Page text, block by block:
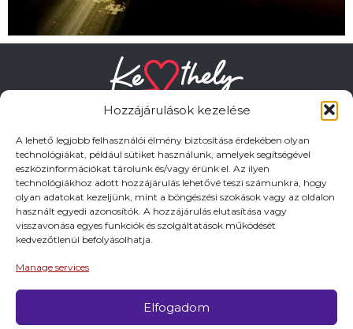
Hozzájárulások kezelése
A lehető legjobb felhasználói élmény biztosítása érdekében olyan
technológiákat, például sütiket használunk, amelyek segítségével
eszközinformációkat tárolunk és/vagy érünk el. Az ilyen
technológiákhoz adott hozzájárulás lehetővé teszi számunkra, hogy
olyan adatokat kezeljünk, mint a böngészési szokások vagy az oldalon
használt egyedi azonosítók. A hozzájárulás elutasítása vagy
visszavonása egyes funkciók és szolgáltatások működését
kedvezőtlenül befolyásolhatja.
Manage services
Elfogadom
HASZNOS LINKEK
Adatkezelési tájékoztató
Impresszum
© 2026 Minden jog fentartva.